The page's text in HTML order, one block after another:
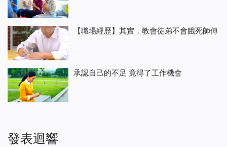
【職場經歷】其實，教會徒弟不會餓死師傅
承認自己的不足 竟得了工作機會
發表迴響